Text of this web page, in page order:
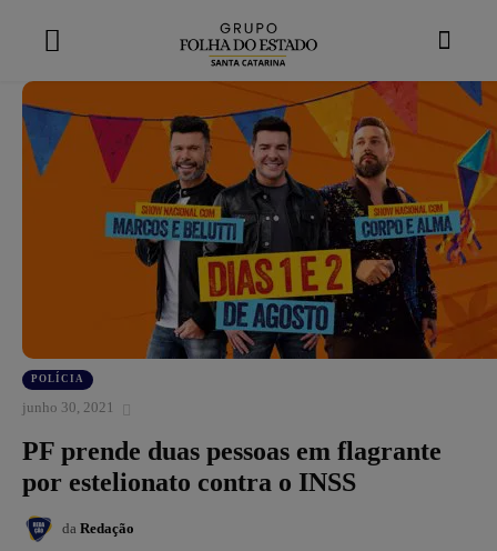
POLÍCIA
junho 30, 2021
PF prende duas pessoas em flagrante
por estelionato contra o INSS
da Redação